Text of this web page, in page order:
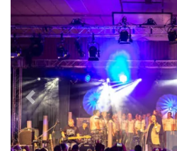
P
r
e